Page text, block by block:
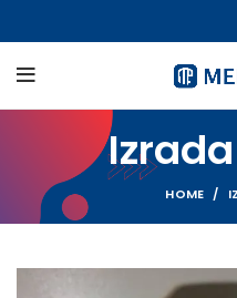
HOME